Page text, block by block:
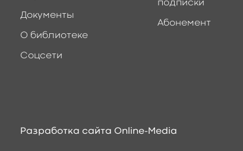
Документы
О библиотеке
Соцсети
подписки
Абонемент
Разработка сайта Online-Media